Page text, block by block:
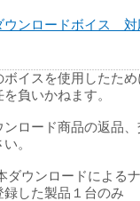
ウンロードボイス
ボイスを使用したた
を負いかねます。
ンロード商品の返品
。
ダウンロードによる
録した製品１台のみ